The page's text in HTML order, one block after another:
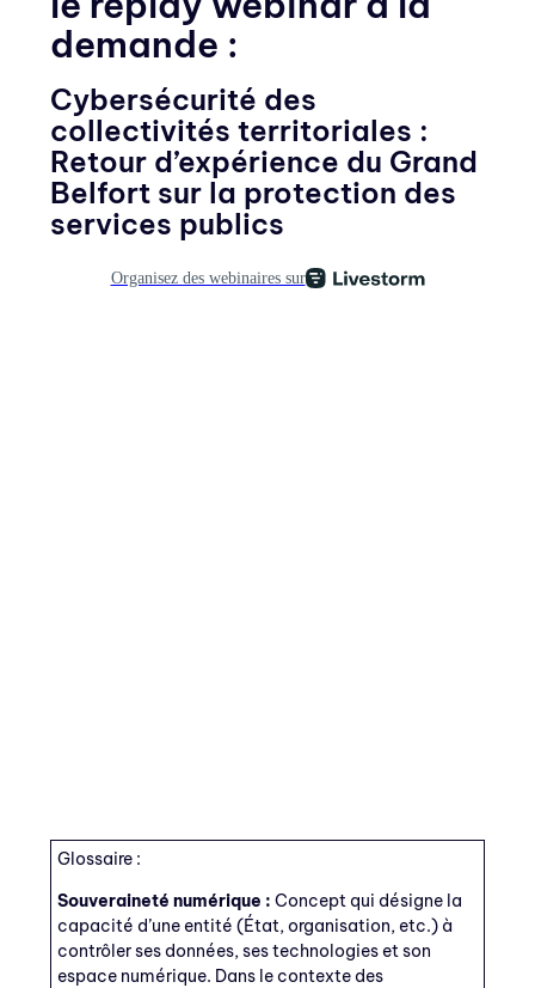
demande :
Cybersécurité des
collectivités territoriales :
Retour d’expérience du Grand
Belfort sur la protection des
services publics
Glossaire :
Souveraineté numérique : Concept qui désigne la
capacité d’une entité (État, organisation, etc.) à
contrôler ses données, ses technologies et son
espace numérique. Dans le contexte des